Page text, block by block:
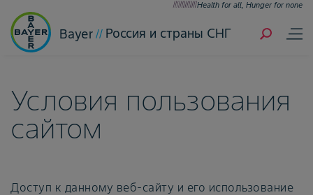
Health for all, Hunger for none
Bayer Россия и страны СНГ
Условия пользования
сайтом
Доступ к данному веб-сайту и его использование